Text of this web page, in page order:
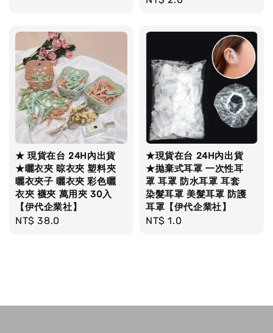
★ 現貨在台 24H內出貨
★曬衣夾 晾衣夾 塑料夾
曬衣夾子 曬衣夾 彩色曬
衣夾 襪夾 萬用夾 30入
【伊代企業社】
Regular
NT$ 38.0
★現貨在台 24H內出貨
★拋棄式耳罩 一次性耳
罩 耳罩 防水耳罩 耳套
染髮耳罩 美髮耳罩 防護
耳罩【伊代企業社】
Regular
NT$ 1.0